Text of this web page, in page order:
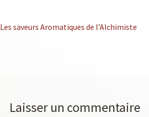
Les saveurs Aromatiques de l’Alchimiste
Laisser un commentaire